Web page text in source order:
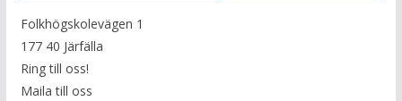
Folkhögskolevägen 1
177 40 Järfälla
Ring till oss!
Maila till oss